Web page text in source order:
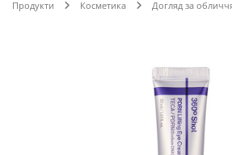
Продукти Косметика Догляд за